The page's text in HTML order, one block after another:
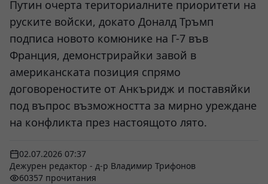
Путин очерта териториалните приоритети на
руските войски, докато Доналд Тръмп
подписа новото комюнике на Г-7 във
Франция, демонстрирайки завой в
американската позиция спрямо
договореностите от Анкъридж и поставяйки
под въпрос възможността за мирно уреждане
на конфликта през настоящото лято.
02.07.2026 07:37
Дежурен редактор - д-р Владимир Трифонов
60357 прочитания